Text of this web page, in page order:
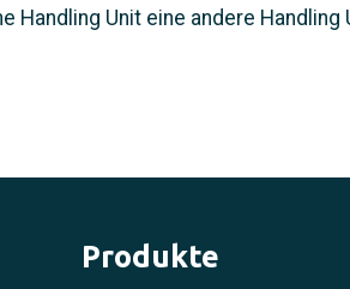
Unit eine andere Handling
Produkte